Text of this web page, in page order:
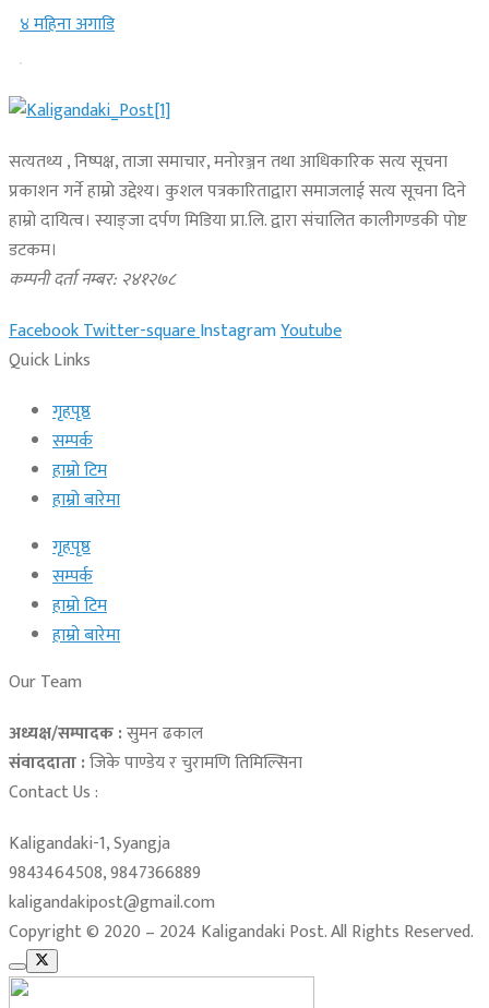
४ महिना अगाडि
सत्यतथ्य , निष्पक्ष, ताजा समाचार, मनोरञ्जन तथा आधिकारिक सत्य सूचना
प्रकाशन गर्ने हाम्रो उद्देश्य। कुशल पत्रकारिताद्वारा समाजलाई सत्य सूचना दिने
हाम्रो दायित्व। स्याङ्जा दर्पण मिडिया प्रा.लि. द्वारा संचालित कालीगण्डकी पोष्ट
डटकम।
कम्पनी दर्ता नम्बर: २४१२७८
FacebookTwitter-squareInstagramYoutube
Quick Links
गृहपृष्ठ
सम्पर्क
हाम्रो टिम
हाम्रो बारेमा
गृहपृष्ठ
सम्पर्क
हाम्रो टिम
हाम्रो बारेमा
Our Team
अध्यक्ष/सम्पादक :सुमन ढकाल
संवाददाता :जिके पाण्डेय र चुरामणि तिमिल्सिना
Contact Us :
Kaligandaki-1, Syangja
9843464508, 9847366889
kaligandakipost@gmail.com
Copyright © 2020 – 2024 Kaligandaki Post. All Rights Reserved.